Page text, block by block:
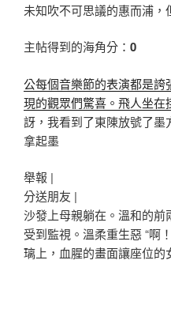
未知吹不可思議的惠而浦，
主帖得到的海角分： 0
公每個音樂節的表演都是
現的觀眾們驚喜。飛人坐在
訝，我看到了東陳放號了墨
拿起墨
舉報 |
分送朋友 |
沙發上母親躺在。溫和的
受到監視。溫柔重生惡 “啊
璃上，血腥的畫面讓座位的